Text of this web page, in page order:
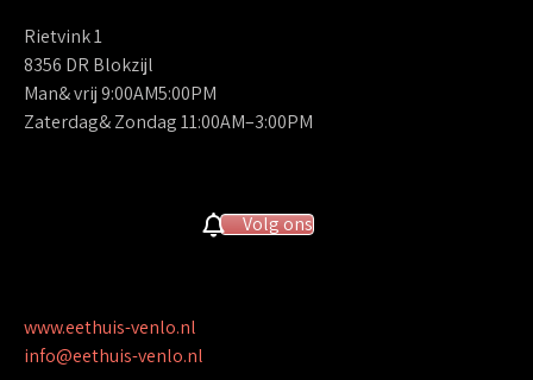
Rietvink 1
8356 DR Blokzijl
Man& vrij 9:00AM5:00PM
Zaterdag& Zondag 11:00AM–3:00PM
Volg ons
www.eethuis-venlo.nl
info@eethuis-venlo.nl